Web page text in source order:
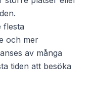
flesta
och mer
av många
tiden att besöka